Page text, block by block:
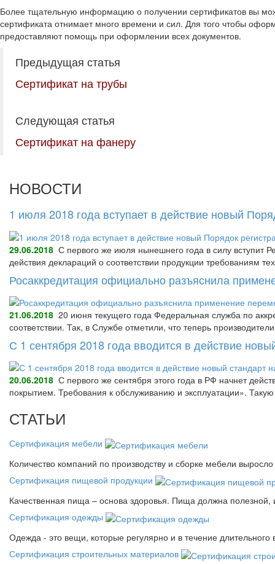
Более тщательную информацию о получении сертификатов вы
сертификата отнимает много времени и сил. Для того чтобы
предоставляют помощь при оформлении всех документов.
Предыдущая статья
Сертификат на трубы
Следующая статья
Сертификат на фанеру
НОВОСТИ
1 июля 2018 года вступает в действие новый
29.06.2018 С первого же июля нынешнего года в силу вступит
действия деклараций о соответствии продукции требованиям
Росаккредитация официально разъяснила
21.06.2018 20 июня текущего года Федеральная служба по
соответствии. Так, в Службе отметили, что теперь
С 1 сентября 2018 года вводится в действие
20.06.2018 С первого же сентября этого года в РФ начнет
покрытием. Требования к обслуживанию и эксплуатации».
СТАТЬИ
Сертификация мебели
Количество компаний по производству и сборке мебели
Сертификация пищевой продукции
Качественная пища – основа здоровья. Пища должна
Сертификация одежды
Одежда - это вещи, которые регулярно и в течение
Сертификация строительных материалов